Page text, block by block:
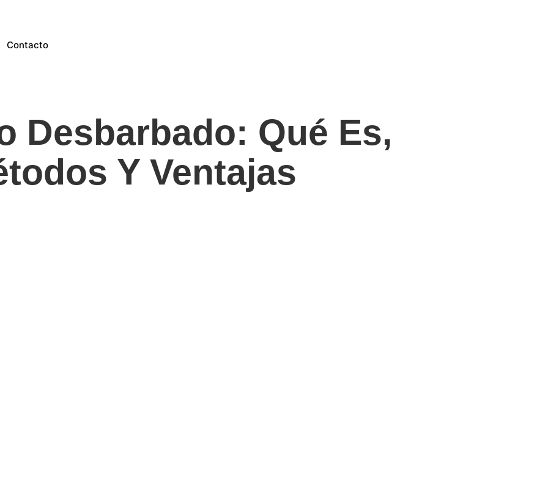
Contacto
Desbarbado: Qué Es,
Y Ventajas